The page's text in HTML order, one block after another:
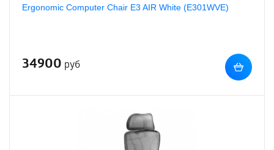
Ergonomic Computer Chair E3 AIR White (E301WVE)
34900 руб